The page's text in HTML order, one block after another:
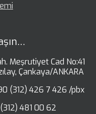
Meşrutiyet Cad No:41
Çankaya/ANKARA
(312) 426 7 426 /pbx
481 00 62